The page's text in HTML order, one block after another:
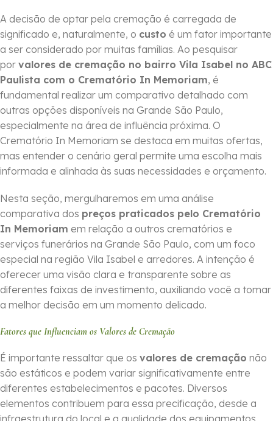
A decisão de optar pela cremação é carregada de
significado e, naturalmente, o custo é um fator importante
a ser considerado por muitas famílias. Ao pesquisar
por valores de cremação no bairro Vila Isabel no ABC
Paulista com o Crematório In Memoriam, é
fundamental realizar um comparativo detalhado com
outras opções disponíveis na Grande São Paulo,
especialmente na área de influência próxima. O
Crematório In Memoriam se destaca em muitas ofertas,
mas entender o cenário geral permite uma escolha mais
informada e alinhada às suas necessidades e orçamento.
Nesta seção, mergulharemos em uma análise
comparativa dos preços praticados pelo Crematório
In Memoriam em relação a outros crematórios e
serviços funerários na Grande São Paulo, com um foco
especial na região Vila Isabel e arredores. A intenção é
oferecer uma visão clara e transparente sobre as
diferentes faixas de investimento, auxiliando você a tomar
a melhor decisão em um momento delicado.
Fatores que Influenciam os Valores de Cremação
É importante ressaltar que os valores de cremação não
são estáticos e podem variar significativamente entre
diferentes estabelecimentos e pacotes. Diversos
elementos contribuem para essa precificação, desde a